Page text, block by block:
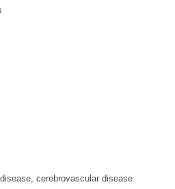
cerebrovascular disease